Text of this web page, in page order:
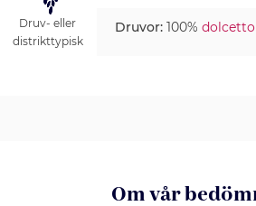
Druv- eller
distrikttypisk
Druvor:100% dolcetto
Om vår